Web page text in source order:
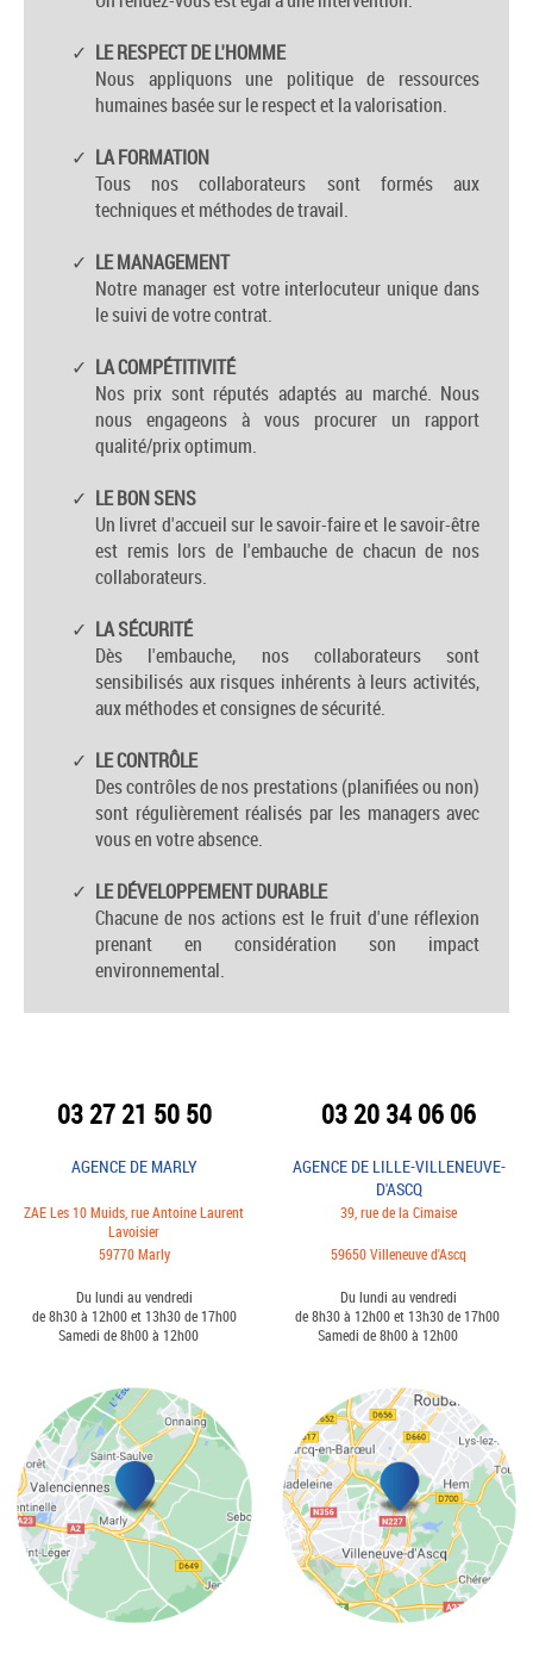
LE RESPECT DE L'HOMME
Nous appliquons une politique de ressources
humaines basée sur le respect et la valorisation.
LA FORMATION
Tous nos collaborateurs sont formés aux
techniques et méthodes de travail.
LE MANAGEMENT
Notre manager est votre interlocuteur unique dans
le suivi de votre contrat.
LA COMPÉTITIVITÉ
Nos prix sont réputés adaptés au marché. Nous
nous engageons à vous procurer un rapport
qualité/prix optimum.
LE BON SENS
Un livret d'accueil sur le savoir-faire et le savoir-être
est remis lors de l'embauche de chacun de nos
collaborateurs.
LA SÉCURITÉ
Dès l'embauche, nos collaborateurs sont
sensibilisés aux risques inhérents à leurs activités,
aux méthodes et consignes de sécurité.
LE CONTRÔLE
Des contrôles de nos prestations (planifiées ou non)
sont régulièrement réalisés par les managers avec
vous en votre absence.
LE DÉVELOPPEMENT DURABLE
Chacune de nos actions est le fruit d'une réflexion
prenant en considération son impact
environnemental.
03 27 21 50 50
AGENCE DE MARLY
ZAE Les 10 Muids, rue Antoine Laurent
Lavoisier
59770 Marly
Du lundi au vendredi
de 8h30 à 12h00 et 13h30 de 17h00
Samedi de 8h00 à 12h00
03 20 34 06 06
AGENCE DE LILLE-VILLENEUVE-
D'ASCQ
39, rue de la Cimaise
59650 Villeneuve d'Ascq
Du lundi au vendredi
de 8h30 à 12h00 et 13h30 de 17h00
Samedi de 8h00 à 12h00